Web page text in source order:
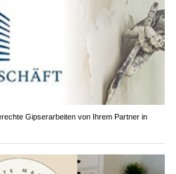
Gipserarbeiten von Ihrem Partner in